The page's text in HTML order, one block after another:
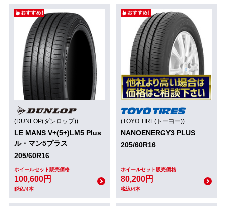
(DUNLOP(ダンロップ))
LE MANS V+(5+)LM5 Plus
ル・マン5プラス
205/60R16
ホイールセット販売価格
100,600円
税込/4本
(TOYO TIRE(トーヨー))
NANOENERGY3 PLUS
205/60R16
ホイールセット販売価格
80,200円
税込/4本